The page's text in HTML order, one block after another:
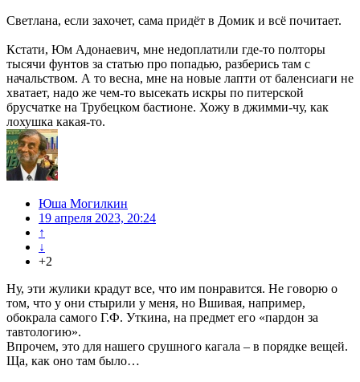
Светлана, если захочет, сама придёт в Домик и всё почитает.
Кстати, Юм Адонаевич, мне недоплатили где-то полторы
тысячи фунтов за статью про попадью, разберись там с
начальством. А то весна, мне на новые лапти от баленсиаги не
хватает, надо же чем-то высекать искры по питерской
брусчатке на Трубецком бастионе. Хожу в джимми-чу, как
лохушка какая-то.
Юша Могилкин
19 апреля 2023, 20:24
↑
↓
+2
Ну, эти жулики крадут все, что им понравится. Не говорю о
том, что у они стырили у меня, но Вшивая, например,
обокрала самого Г.Ф. Уткина, на предмет его «пардон за
тавтологию».
Впрочем, это для нашего срушного кагала – в порядке вещей.
Ща, как оно там было…